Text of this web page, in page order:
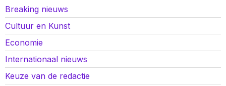
Breaking nieuws
Cultuur en Kunst
Economie
Internationaal nieuws
Keuze van de redactie